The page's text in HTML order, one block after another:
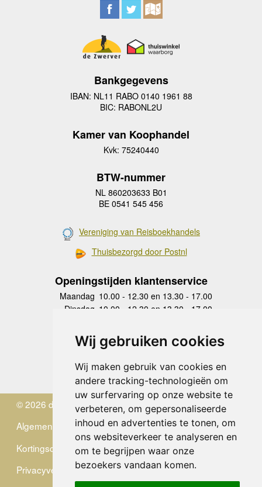
Wij gebruiken cookies
Wij maken gebruik van cookies en
andere tracking-technologieën om
uw surfervaring op onze website te
verbeteren, om gepersonaliseerde
inhoud en advertenties te tonen, om
ons websiteverkeer te analyseren en
om te begrijpen waar onze
bezoekers vandaan komen.
Bankgegevens
IBAN: NL11 RABO 0140 1961 88
BIC: RABONL2U
Kamer van Koophandel
Kvk: 75240440
BTW-nummer
NL 860203633 B01
BE 0541 545 456
Vereniging van Reisboekhandels
Thuisbezorgd door Postnl
Openingstijden klantenservice
Maandag 10.00 - 12.30 en 13.30 - 17.00
Dinsdag 10.00 - 12.30 en 13.30 - 17.00
Donderdag
10.00 - 12.30 en 13.30 - 17.00
Vrijdag 10.00 - 12.30 en 13.30 - 17.00
Zaterdag
gesloten
Zondag gesloten
© 2026 de Zwerver
Algemene Voorwaarden
Kortingscode
Privacyverklaring